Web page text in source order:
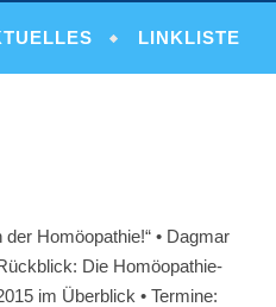
LINKLISTE
Homöopathie!“ • Dagmar
Die Homöopathie-
im Überblick • Termine: